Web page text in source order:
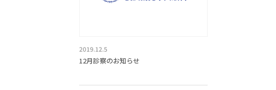
2019.12.5
12月診察のお知らせ